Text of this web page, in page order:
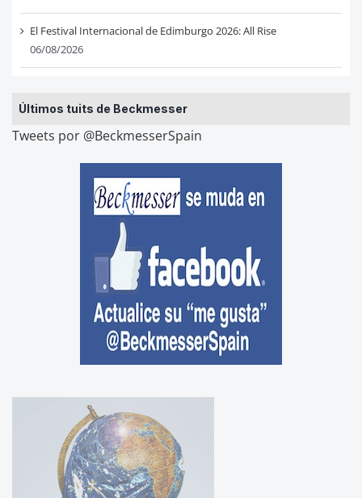
El Festival Internacional de Edimburgo 2026: All Rise
06/08/2026
Últimos tuits de Beckmesser
Tweets por @BeckmesserSpain